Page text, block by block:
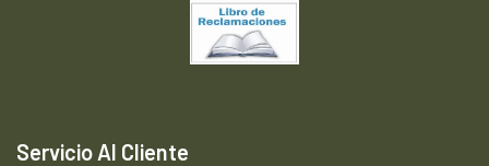
Servicio Al Cliente